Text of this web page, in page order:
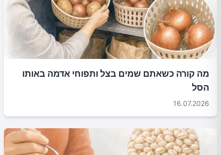
מה קורה כשאתם שמים בצל ותפוחי אדמה באותו
הסל
16.07.2026